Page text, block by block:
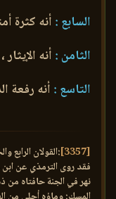
السابع :أنه كثرة
الثامن : أنه
التاسع : أنه رفعة
[3357]
:القولان الرابع
فقد روى الترمذي عن ابن
نهر في الجنة حافتاه من